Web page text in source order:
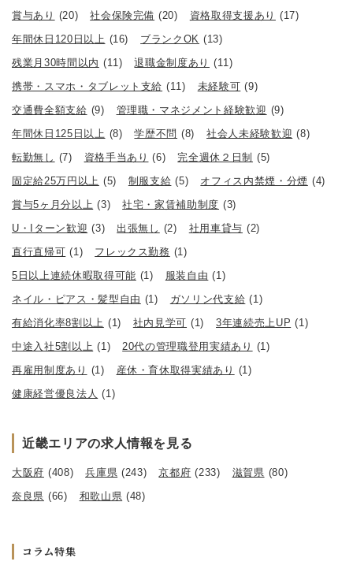
賞与あり (20) 社会保険完備 (20) 資格取得支援あり (17)
年間休日120日以上 (16) ブランクOK (13)
残業月30時間以内 (11) 退職金制度あり
(11)
携帯・スマホ・タブレット支給 (11) 未経験可 (9)
交通費全額支給 (9) 管理職・マネジメント経験歓迎 (9)
年間休日125日以上 (8) 学歴不問 (8) 社会人未経験歓迎 (8)
転勤無し (7) 資格手当あり (6) 完全週休２日制 (5)
固定給25万円以上 (5) 制服支給 (5) オフィス内禁煙・分煙 (4)
賞与5ヶ月分以上 (3) 社宅・家賃補助制度 (3)
U・Iターン歓迎 (3) 出張無し (2) 社用車貸与 (2)
直行直帰可 (1) フレックス勤務 (1)
5日以上連続休暇取得可能 (1) 服装自由 (1)
ネイル・ピアス・髪型自由 (1) ガソリン代支給 (1)
有給消化率8割以上 (1) 社内見学可 (1) 3年連続売上UP (1)
中途入社5割以上 (1) 20代の管理職登用実績あり (1)
再雇用制度あり (1) 産休・育休取得実績あり (1)
健康経営優良法人 (1)
近畿エリアの求人情報を見る
大阪府 (408) 兵庫県 (243) 京都府 (233) 滋賀県 (80)
奈良県 (66) 和歌山県 (48)
コラム特集